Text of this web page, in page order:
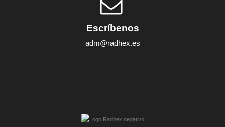
Escríbenos
adm@radhex.es